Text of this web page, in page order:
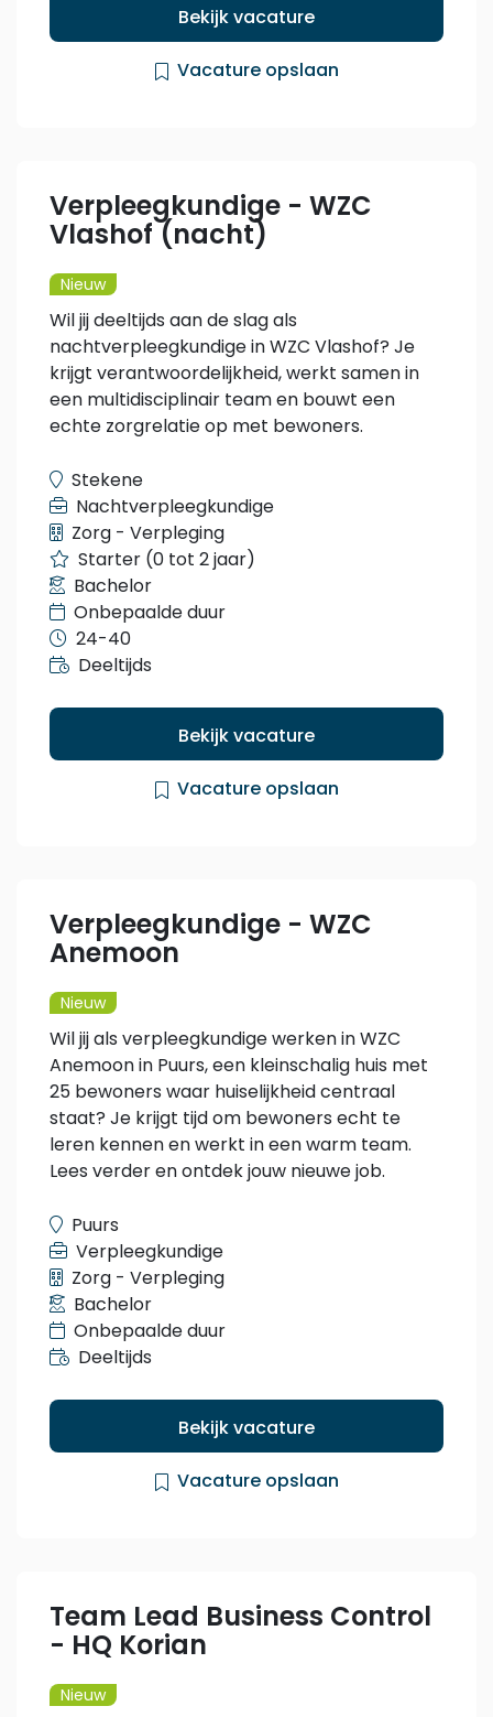
Bekijk vacature
Vacature opslaan
Verpleegkundige - WZC
Vlashof (nacht)
Nieuw
Wil jij deeltijds aan de slag als
nachtverpleegkundige in WZC Vlashof? Je
krijgt verantwoordelijkheid, werkt samen in
een multidisciplinair team en bouwt een
echte zorgrelatie op met bewoners.
Stekene
Nachtverpleegkundige
Zorg - Verpleging
Starter (0 tot 2 jaar)
Bachelor
Onbepaalde duur
24-40
Deeltijds
Bekijk vacature
Vacature opslaan
Verpleegkundige - WZC
Anemoon
Nieuw
Wil jij als verpleegkundige werken in WZC
Anemoon in Puurs, een kleinschalig huis met
25 bewoners waar huiselijkheid centraal
staat? Je krijgt tijd om bewoners echt te
leren kennen en werkt in een warm team.
Lees verder en ontdek jouw nieuwe job.
Puurs
Verpleegkundige
Zorg - Verpleging
Bachelor
Onbepaalde duur
Deeltijds
Bekijk vacature
Vacature opslaan
Team Lead Business Control
- HQ Korian
Nieuw